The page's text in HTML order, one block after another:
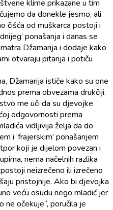
klime prikazane u tim
da donekle jesmo, ali
čišća od muškarca postoji i
ponašanja i danas se
Džamarija i dodaje kako
otvaraju pitanja i potiču
Džamarija ističe kako su one
prema obvezama drukčiji.
me uči da su djevojke
odgovornosti prema
vidljivija želja da do
i ‘frajerskim’ ponašanjem
koji je dijelom povezan i
nema načelnih razlika
postoji neizrečeno ili izrečeno
pristojnije. Ako bi djevojka
veću osudu nego mladić jer
očekuje“, poručila je